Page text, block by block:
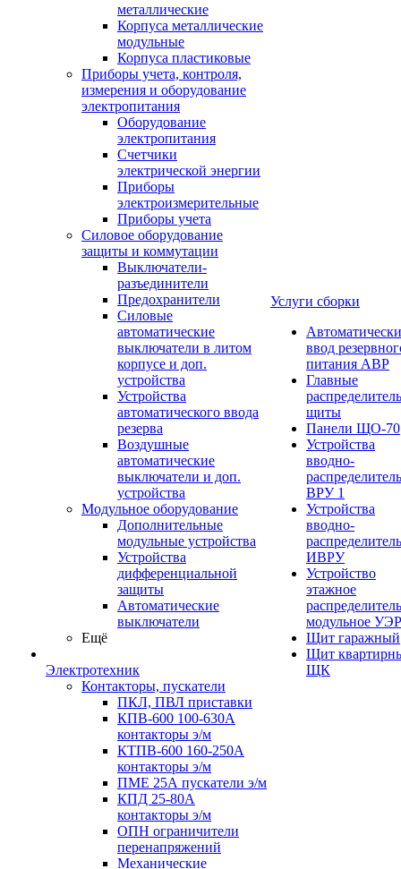
металлические
Корпуса металлические
модульные
Корпуса пластиковые
Приборы учета, контроля,
измерения и оборудование
электропитания
Оборудование
электропитания
Счетчики
электрической энергии
Приборы
электроизмерительные
Приборы учета
Силовое оборудование
защиты и коммутации
Выключатели-
разъединители
Предохранители
Силовые
автоматические
выключатели в литом
корпусе и доп.
устройства
Устройства
автоматического ввода
резерва
Воздушные
автоматические
выключатели и доп.
устройства
Модульное оборудование
Дополнительные
модульные устройства
Устройства
дифференциальной
защиты
Автоматические
выключатели
Ещё
Электротехник
Контакторы, пускатели
ПКЛ, ПВЛ приставки
КПВ-600 100-630А
контакторы э/м
КТПВ-600 160-250А
контакторы э/м
ПМЕ 25А пускатели э/м
КПД 25-80А
контакторы э/м
ОПН ограничители
перенапряжений
Механические
Услуги сборки
ввод
питания АВР
Главные
щиты
Панели ЩО-70
Устройства
вводно-
ВРУ 1
Устройства
вводно-
ИВРУ
Устройство
этажное
модульное
Щит гаражный
Щит
ЩК